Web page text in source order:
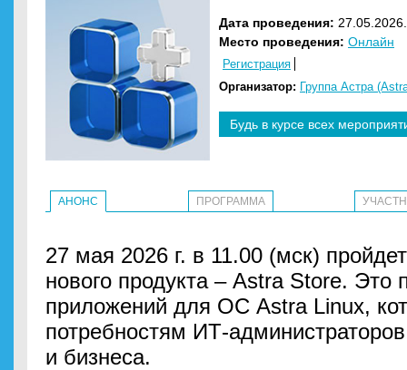
Дата проведения:
Место проведения: Онлайн
Регистрация
Организатор: Группа Астра
Будь в курсе всех
АНОНС ПРОГРАММА
27 мая 2026 г. в 11.00 (мск)
нового продукта – Astra Store. Это
приложений для ОС Astra Linux,
потребностям ИТ-
и бизнеса.